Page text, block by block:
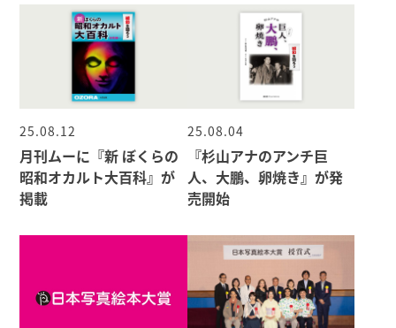
25.08.12
月刊ムーに『新 ぼくらの
昭和オカルト大百科』が
掲載
25.08.04
『杉山アナのアンチ巨
人、大鵬、卵焼き』が発
売開始